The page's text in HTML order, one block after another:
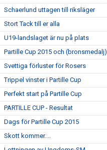
Schaerlund uttagen till riksläger
Stort Tack till er alla
U19-landslaget är nu på plats
Partille Cup 2015 och (bronsmedalj)
Svettiga förluster för Rosers
Trippel vinster i Partille Cup
Perfekt start på Partille Cup
PARTILLE CUP - Resultat
Dags för Partille Cup 2015
Skott kommer....